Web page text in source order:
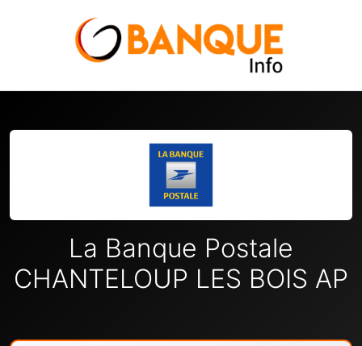
La Banque Postale
CHANTELOUP LES BOIS AP